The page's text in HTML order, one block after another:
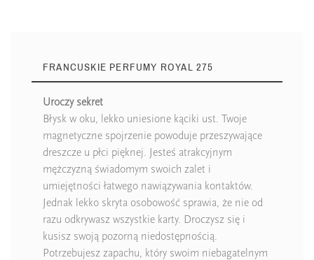
FRANCUSKIE PERFUMY ROYAL 275
Uroczy sekret
Błysk w oku, lekko uniesione kąciki ust. Twoje
magnetyczne spojrzenie powoduje przeszywające
dreszcze u płci pięknej. Jesteś atrakcyjnym
mężczyzną świadomym swoich zalet i
umiejętności łatwego nawiązywania kontaktów.
Jednak lekko skryta osobowość sprawia, że nie od
razu odkrywasz wszystkie karty. Droczysz się i
kusisz swoją pozorną niedostępnością.
Potrzebujesz zapachu, który swoim niebagatelnym